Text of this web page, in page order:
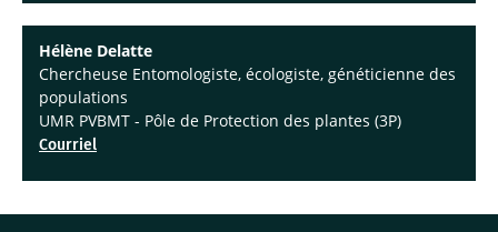
Hélène Delatte
Chercheuse Entomologiste, écologiste, généticienne des
populations
UMR PVBMT - Pôle de Protection des plantes (3P)
Courriel